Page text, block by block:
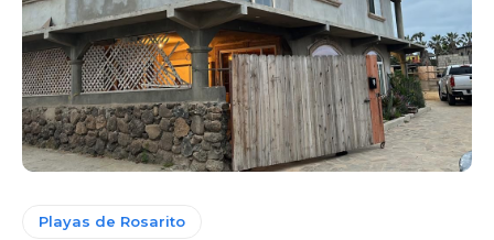
Playas de Rosarito